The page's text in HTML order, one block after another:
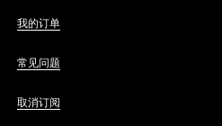
我的订单
常见问题
取消订阅